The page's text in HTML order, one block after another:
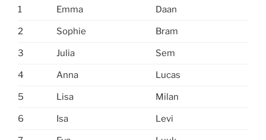
1 Emma Daan
2 Sophie Bram
3 Julia Sem
4 Anna Lucas
5 Lisa Milan
6 Isa Levi